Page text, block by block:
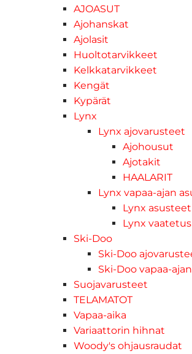
AJOASUT
Ajohanskat
Ajolasit
Huoltotarvikkeet
Kelkkatarvikkeet
Kengät
Kypärät
Lynx
Lynx ajovarusteet
Ajohousut
Ajotakit
HAALARIT
Lynx vapaa-ajan
Lynx asusteet
Lynx vaatetus
Ski-Doo
Ski-Doo
Ski-Doo vapaa-
Suojavarusteet
TELAMATOT
Vapaa-aika
Variaattorin hihnat
Woody's ohjausraudat